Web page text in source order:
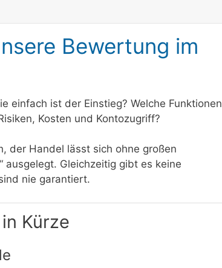
Bewertung im
einfach ist der Einstieg? Welche Funktionen
Kosten und Kontozugriff?
der Handel lässt sich ohne großen
ausgelegt. Gleichzeitig gibt es keine
nie garantiert.
Kürze